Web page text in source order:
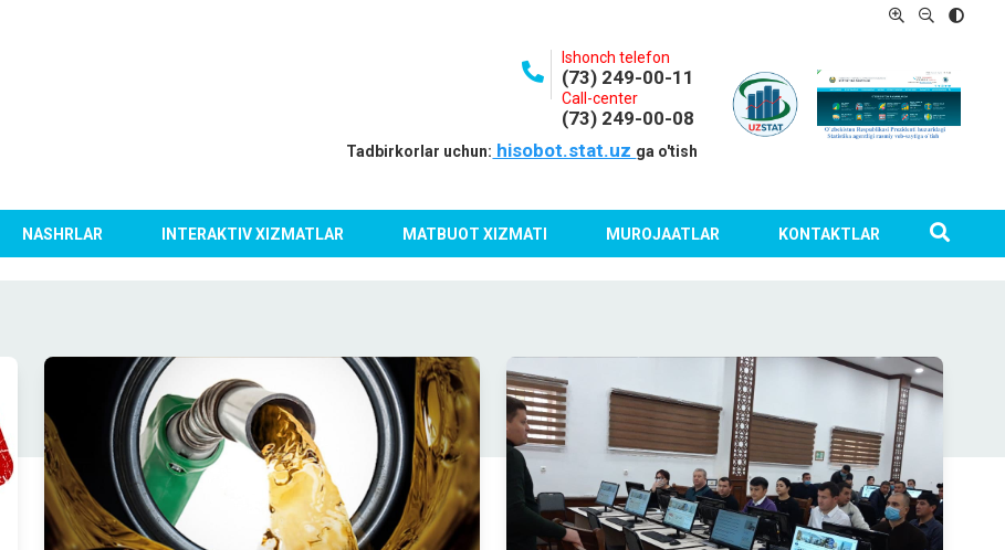
Ishonch telefon
(73) 249-00-11
Call-center
(73) 249-00-08
Tadbirkorlar uchun: hisobot.stat.uz ga o'tish
NASHRLAR INTERAKTIV XIZMATLAR MATBUOT XIZMATI MUROJAATLAR KONTAKTLAR